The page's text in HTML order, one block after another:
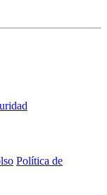
Política de